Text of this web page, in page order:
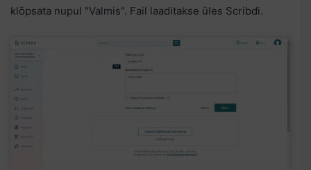
klõpsata nupul "Valmis". Fail laaditakse üles Scribdi.